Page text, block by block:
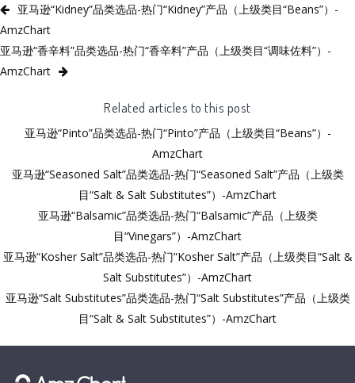
亚马逊“Kidney”品类选品-热门“Kidney”产品（上级类目“Beans”）-
AmzChart
亚马逊“香辛料”品类选品-热门“香辛料”产品（上级类目“调味佐料”）-
AmzChart
Related articles to this post
亚马逊“Pinto”品类选品-热门“Pinto”产品（上级类目“Beans”）-
AmzChart
亚马逊“Seasoned Salt”品类选品-热门“Seasoned Salt”产品（上级类
目“Salt & Salt Substitutes”）-AmzChart
亚马逊“Balsamic”品类选品-热门“Balsamic”产品（上级类
目“Vinegars”）-AmzChart
亚马逊“Kosher Salt”品类选品-热门“Kosher Salt”产品（上级类目“Salt &
Salt Substitutes”）-AmzChart
亚马逊“Salt Substitutes”品类选品-热门“Salt Substitutes”产品（上级类
目“Salt & Salt Substitutes”）-AmzChart